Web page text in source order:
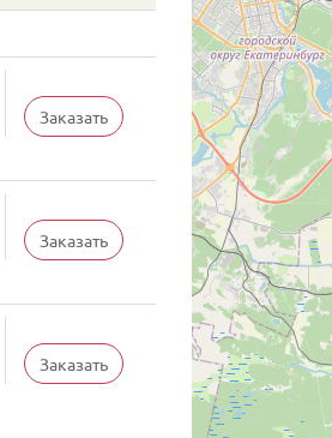
Заказать
Заказать
Заказать